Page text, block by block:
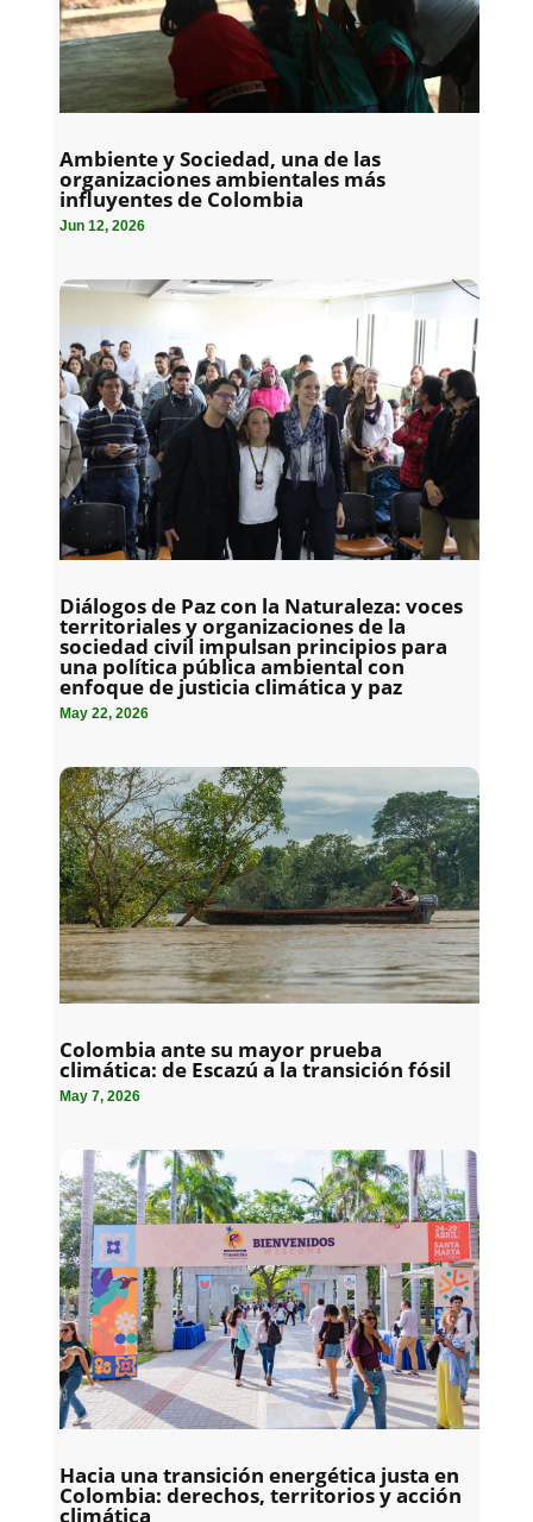
Ambiente y Sociedad, una de las
organizaciones ambientales más
influyentes de Colombia
Jun 12, 2026
Diálogos de Paz con la Naturaleza: voces
territoriales y organizaciones de la
sociedad civil impulsan principios para
una política pública ambiental con
enfoque de justicia climática y paz
May 22, 2026
Colombia ante su mayor prueba
climática: de Escazú a la transición fósil
May 7, 2026
Hacia una transición energética justa en
Colombia: derechos, territorios y acción
climática